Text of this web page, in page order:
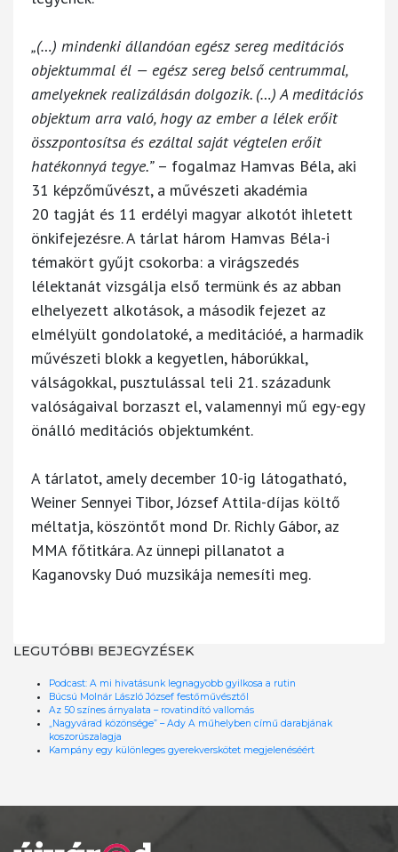
„(…) mindenki állandóan egész sereg meditációs
objektummal él — egész sereg belső centrummal,
amelyeknek realizálásán dolgozik. (…) A meditációs
objektum arra való, hogy az ember a lélek erőit
összpontosítsa és ezáltal saját végtelen erőit
hatékonnyá tegye.” – fogalmaz Hamvas Béla, aki
31 képzőművészt, a művészeti akadémia
20 tagját és 11 erdélyi magyar alkotót ihletett
önkifejezésre. A tárlat három Hamvas Béla-i
témakört gyűjt csokorba: a virágszedés
lélektanát vizsgálja első termünk és az abban
elhelyezett alkotások, a második fejezet az
elmélyült gondolatoké, a meditációé, a harmadik
művészeti blokk a kegyetlen, háborúkkal,
válságokkal, pusztulással teli 21. századunk
valóságaival borzaszt el, valamennyi mű egy-egy
önálló meditációs objektumként.
A tárlatot, amely december 10-ig látogatható,
Weiner Sennyei Tibor, József Attila-díjas költő
méltatja, köszöntőt mond Dr. Richly Gábor, az
MMA főtitkára. Az ünnepi pillanatot a
Kaganovsky Duó muzsikája nemesíti meg.
LEGUTÓBBI BEJEGYZÉSEK
Podcast: A mi hivatásunk legnagyobb gyilkosa a rutin
Búcsú Molnár László József festőművésztől
Az 50 színes árnyalata – rovatindító vallomás
„Nagyvárad közönsége” – Ady A műhelyben című darabjának
koszorúszalagja
Kampány egy különleges gyerekverskötet megjelenéséért